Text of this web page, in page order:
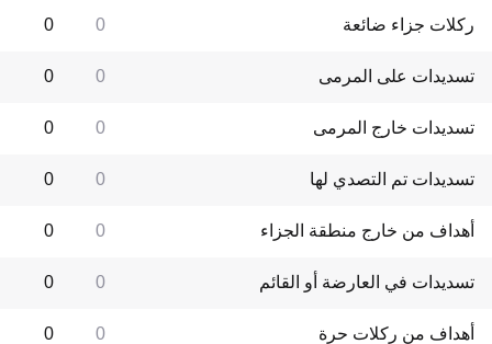
ركلات جزاء ضائعة 0
0
تسديدات على المرمى 0
0
تسديدات خارج المرمى 0
0
تسديدات تم التصدي لها 0
0
أهداف من خارج منطقة الجزاء 0
0
تسديدات في العارضة أو القائم 0
0
أهداف من ركلات حرة 0
0